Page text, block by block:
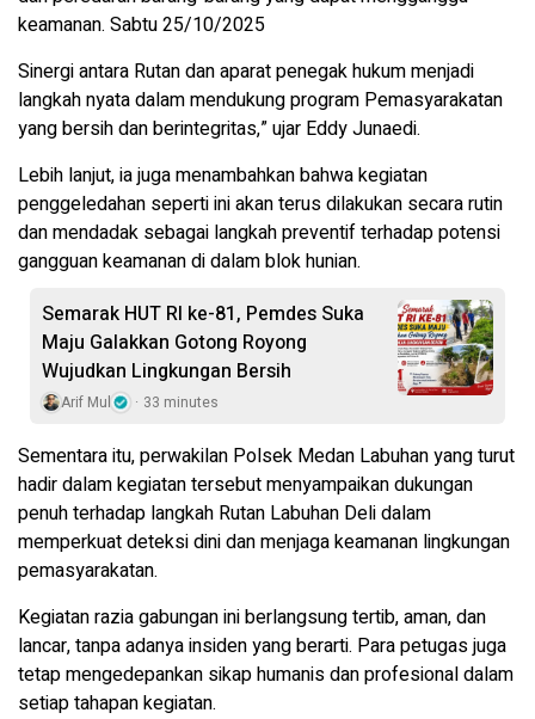
keamanan. Sabtu 25/10/2025
Sinergi antara Rutan dan aparat penegak hukum menjadi
langkah nyata dalam mendukung program Pemasyarakatan
yang bersih dan berintegritas,” ujar Eddy Junaedi.
Lebih lanjut, ia juga menambahkan bahwa kegiatan
penggeledahan seperti ini akan terus dilakukan secara rutin
dan mendadak sebagai langkah preventif terhadap potensi
gangguan keamanan di dalam blok hunian.
Semarak HUT RI ke-81, Pemdes Suka
Maju Galakkan Gotong Royong
Wujudkan Lingkungan Bersih
Arif Mul 33 minutes
Sementara itu, perwakilan Polsek Medan Labuhan yang turut
hadir dalam kegiatan tersebut menyampaikan dukungan
penuh terhadap langkah Rutan Labuhan Deli dalam
memperkuat deteksi dini dan menjaga keamanan lingkungan
pemasyarakatan.
Kegiatan razia gabungan ini berlangsung tertib, aman, dan
lancar, tanpa adanya insiden yang berarti. Para petugas juga
tetap mengedepankan sikap humanis dan profesional dalam
setiap tahapan kegiatan.